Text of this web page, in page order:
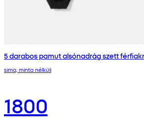
5 darabos pamut alsónadrág szett
sima, minta nélküli
1800